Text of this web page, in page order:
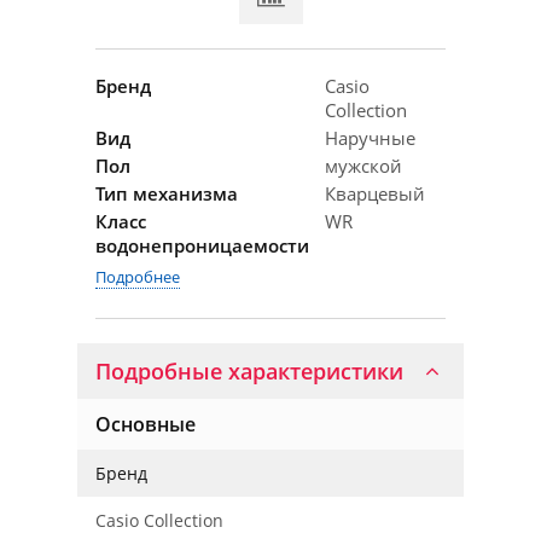
Бренд
Casio
Collection
Вид
Наручные
Пол
мужской
Тип механизма
Кварцевый
Класс
водонепроницаемости
WR
Подробнее
Подробные характеристики
Основные
Бренд
Casio Collection